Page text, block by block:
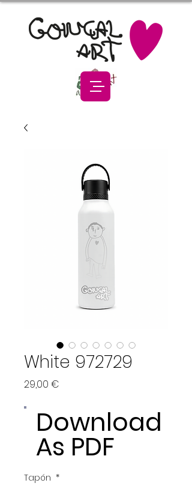
White 972729
29,00 €
Download
As PDF
Tapón *